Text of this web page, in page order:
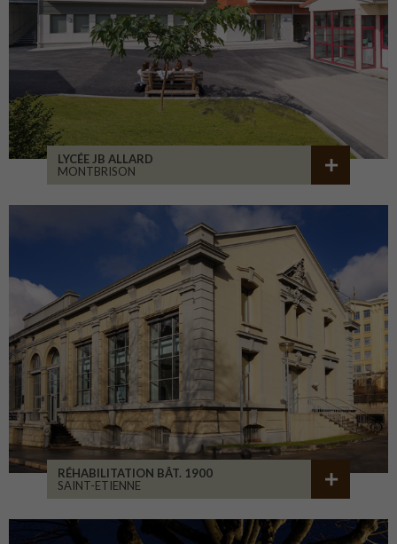
LYCÉE JB ALLARD
MONTBRISON
RÉHABILITATION BÂT. 1900
SAINT-ETIENNE